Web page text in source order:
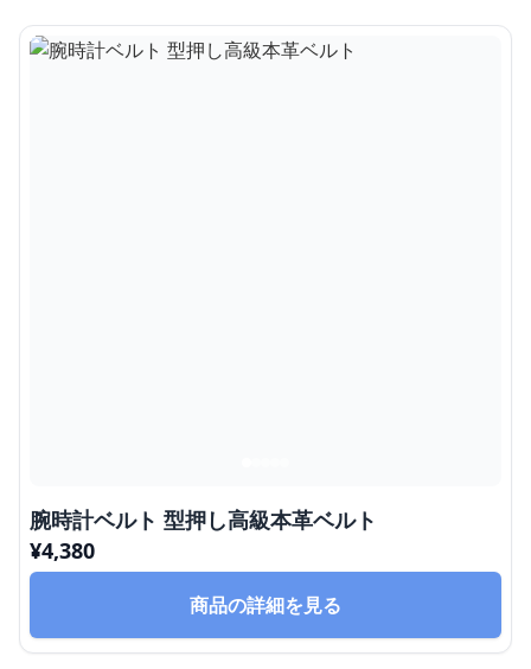
腕時計ベルト 型押し高級本革ベルト
¥4,380
商品の詳細を見る